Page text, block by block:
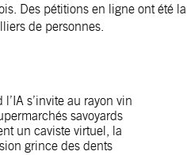
Des pétitions en ligne ont été
de personnes.
l’IA s’invite au rayon vin
savoyards
un caviste virtuel, la
grince des dents